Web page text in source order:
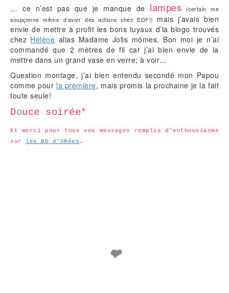
… ce n’est pas que je manque de lampes (certain me
soupçonne même d’avoir des actions chez EDF!) mais j’avais bien
envie de mettre à profit les bons tuyaux d’la blogo trouvés
chez Hélène alias Madame Jolis mômes. Bon moi je n’ai
commandé que 2 mètres de fil car j’ai bien envie de la
mettre dans un grand vase en verre; à voir…
Question montage, j’ai bien entendu secondé mon Papou
comme pour la première, mais promis la prochaine je la fait
toute seule!
Douce soirée*
Et merci pour tous vos messages remplis d’enthousiasme
sur les BO d’ORées…
❤